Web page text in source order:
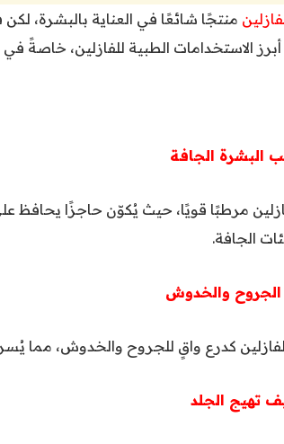
منتجًا شائعًا في العناية بالبشرة،
أبرز الاستخدامات الطبية للفازلين، خاصةً
البشرة الجافة
مرطبًا قويًا، حيث يُكوّن حاجزًا يحافظ
الجافة.
الجروح والخدوش
كدرع واقٍ للجروح والخدوش، مما
تهيج الجلد